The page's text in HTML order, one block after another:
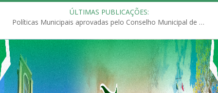
ÚLTIMAS PUBLICAÇÕES:
Políticas Municipais aprovadas pelo Conselho Municipal de Educação (CME)